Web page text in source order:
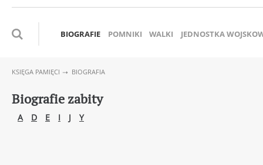
BIOGRAFIE POMNIKI WALKI JEDNOSTKA
KSIĘGA PAMIĘCI BIOGRAFIA
Biografie zabity
A D E I J Y